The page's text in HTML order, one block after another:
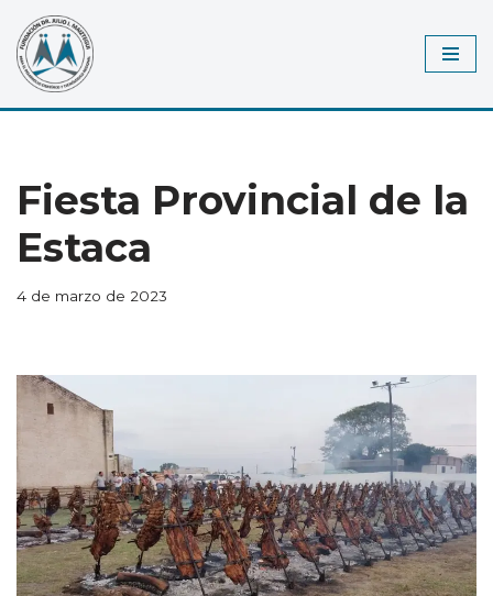
Saltar
al
contenido
Fiesta Provincial de la
Estaca
4 de marzo de 2023